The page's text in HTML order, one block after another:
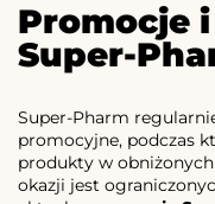
Promocje
Super-
Super-Pharm
promocyjne, podczas
produkty w
okazji jest